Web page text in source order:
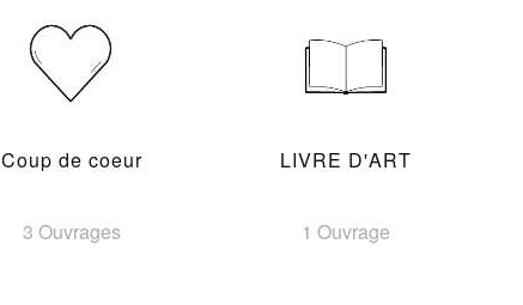
Coup de coeur
3 Ouvrages
LIVRE D'ART
1 Ouvrage